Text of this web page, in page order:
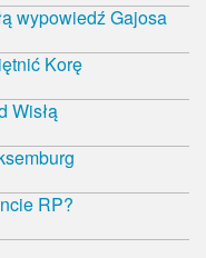
wypowiedź Gajosa
Korę
Wisłą
RP?